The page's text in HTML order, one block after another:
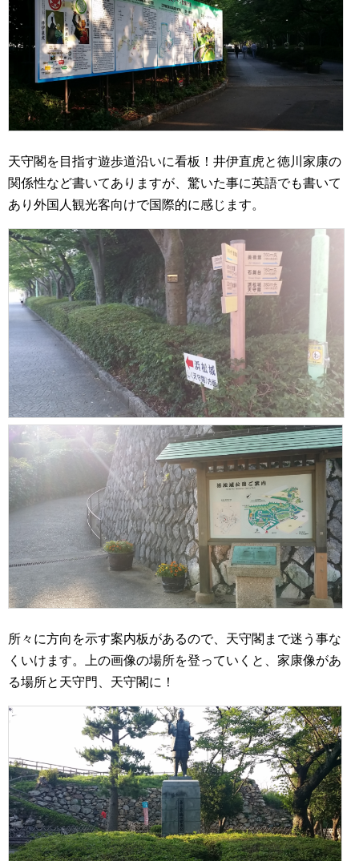
天守閣を目指す遊歩道沿いに看板！井伊直虎と徳川家康の
関係性など書いてありますが、驚いた事に英語でも書いて
あり外国人観光客向けで国際的に感じます。
所々に方向を示す案内板があるので、天守閣まで迷う事な
くいけます。上の画像の場所を登っていくと、家康像があ
る場所と天守門、天守閣に！